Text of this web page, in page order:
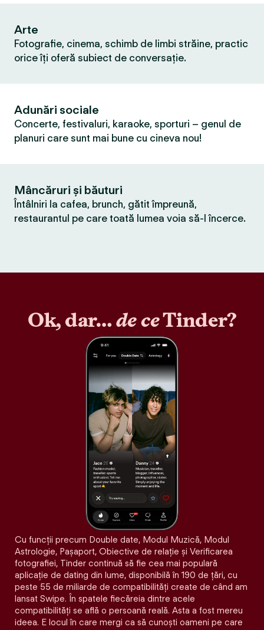
Arte
Fotografie, cinema, schimb de limbi străine, practic
orice îți oferă subiect de conversație.
Adunări sociale
Concerte, festivaluri, karaoke, sporturi – genul de
planuri care sunt mai bune cu cineva nou!
Mâncăruri și băuturi
Întâlniri la cafea, brunch, gătit împreună,
restaurantul pe care toată lumea voia să-l încerce.
Ok, dar…de ceTinder?
Cu funcții precum Double date, Modul Muzică, Modul
Astrologie, Pașaport, Obiective de relație și Verificarea
fotografiei, Tinder continuă să fie cea mai populară
aplicație de dating din lume, disponibilă în 190 de țări, cu
peste 55 de miliarde de compatibilități create de când am
lansat Swipe. În spatele fiecăreia dintre acele
compatibilităţi se află o persoană reală. Asta a fost mereu
ideea. E locul în care mergi ca să cunoști oameni pe care